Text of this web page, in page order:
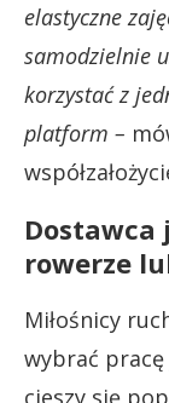
elastyczne
samodzielnie
korzystać z
platform –
Dostawca
rowerze
Miłośnicy
wybrać
cieszy się